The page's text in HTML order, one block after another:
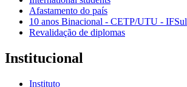
Afastamento do país
10 anos Binacional - CETP/UTU - IFSul
Revalidação de diplomas
Institucional
Instituto